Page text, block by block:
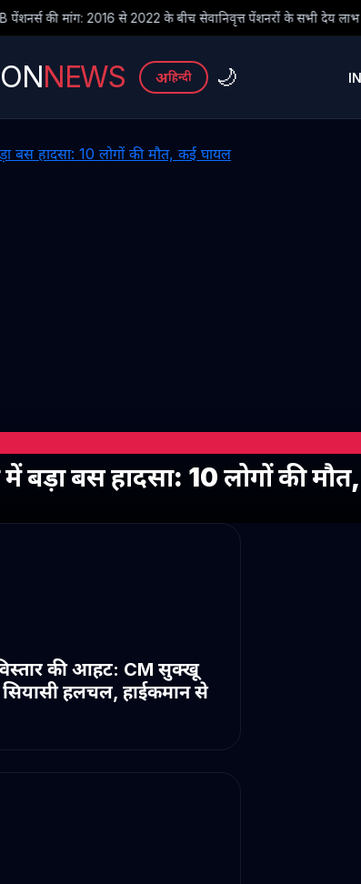
के बीच सेवानिवृत्त पेंशनरों के सभी देय लाभ तुरंत जारी किए जाएं
NEWS अहिन्दी 🌙
में बड़ा बस हादसा: 10 लोगों की
की आहट: CM सुक्खू
सियासी हलचल, हाईकमान से